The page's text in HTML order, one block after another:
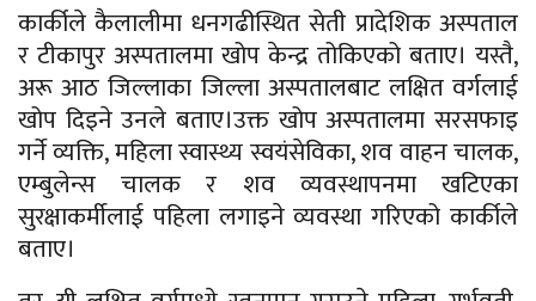
कार्कीले कैलालीमा धनगढीस्थित सेती प्रादेशिक अस्पताल
र टीकापुर अस्पतालमा खोप केन्द्र तोकिएको बताए। यस्तै,
अरू आठ जिल्लाका जिल्ला अस्पतालबाट लक्षित वर्गलाई
खोप दिइने उनले बताए।उक्त खोप अस्पतालमा सरसफाइ
गर्ने व्यक्ति, महिला स्वास्थ्य स्वयंसेविका, शव वाहन चालक,
एम्बुलेन्स चालक र शव व्यवस्थापनमा खटिएका
सुरक्षाकर्मीलाई पहिला लगाइने व्यवस्था गरिएको कार्कीले
बताए।